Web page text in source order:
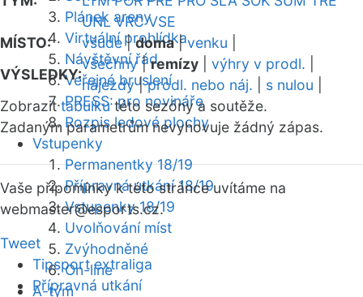
Plánek areny
Virtuální prohlídka
Návštěvní řád
Veřejné bruslení
PRESS: pro novináře
Rozpis ledové plochy
Vstupenky
Permanentky 18/19
Přípravná utkání 18/19
Vstupenky 18/19
Uvolňování míst
Zvýhodněné
On-line
A-tým
UNL VRC VSE
MÍSTO:
všude|doma|venku
VÝSLEDKY:
všechny|remízy výhry v prodl.
nájezdy|prodl. nebo náj. s nulou
Zobrazittabulkutéto sezóny a soutěže.
Zadaným parametrům nevyhovuje žádný zápas.
Vaše připomínky k této stránce uvítáme na
webmaster@esports.cz.
Tweet
Tipsport extraliga
Přípravná utkání